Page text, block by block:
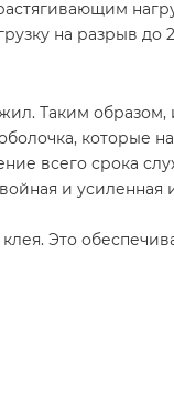
на разрыв
Таким образом,
которые
всего срока
и усиленная
Это